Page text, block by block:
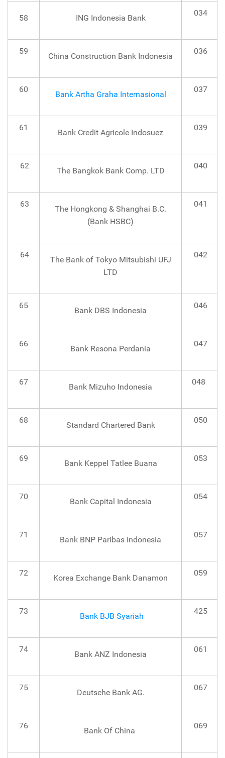
58 ING Indonesia Bank
034
59
China Construction Bank Indonesia
036
60
Bank Artha Graha Internasional
037
61
Bank Credit Agricole Indosuez
039
62
The Bangkok Bank Comp. LTD
040
63
The Hongkong & Shanghai B.C.
(Bank HSBC)
041
64
The Bank of Tokyo Mitsubishi UFJ
LTD
042
65
Bank DBS Indonesia
046
66
Bank Resona Perdania
047
67
Bank Mizuho Indonesia
048
68
Standard Chartered Bank
050
69
Bank Keppel Tatlee Buana
053
70
Bank Capital Indonesia
054
71
Bank BNP Paribas Indonesia
057
72
Korea Exchange Bank Danamon
059
73
Bank BJB Syariah
425
74
Bank ANZ Indonesia
061
75
Deutsche Bank AG.
067
76
Bank Of China
069